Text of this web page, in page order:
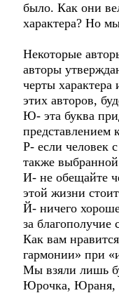
было. Как они
характера? Но
Некоторые
авторы
черты
этих авторов,
Ю- эта буква
представлением
Р- если человек
также выбранной
И- не обещайте
этой жизни
Й- ничего
за благополучие
Как вам
гармонии» при
Мы взяли лишь
Юрочка,